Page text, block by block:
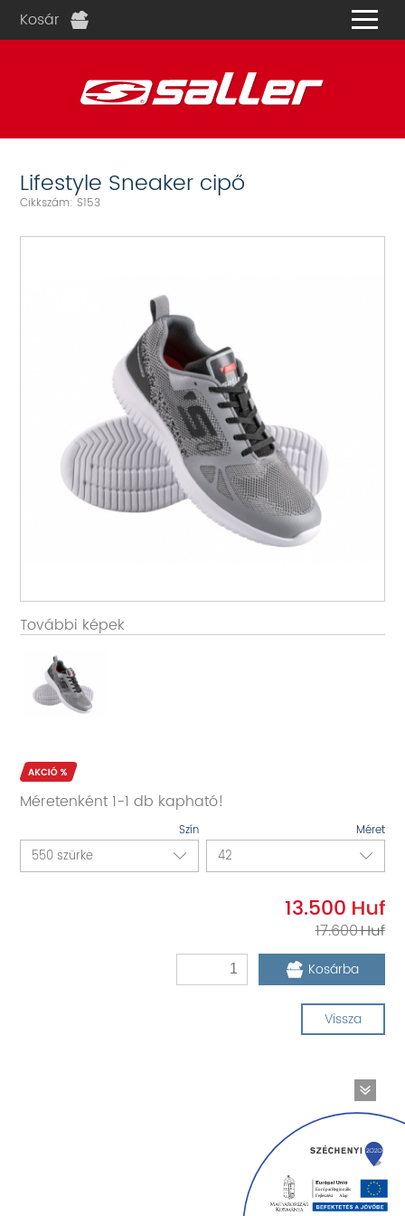
Kosár
Lifestyle Sneaker cipő
Cikkszám: S153
További képek
Méretenként 1-1 db kapható!
Szín Méret
13.500
17.600
Kosárba
Vissza